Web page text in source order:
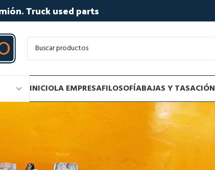
Truck used parts
INICIOLA EMPRESAFILOSOFÍABAJAS Y TASACIÓN